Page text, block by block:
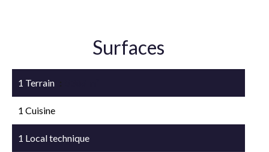
Surfaces
1 Terrain
1 Cuisine
1 Local technique